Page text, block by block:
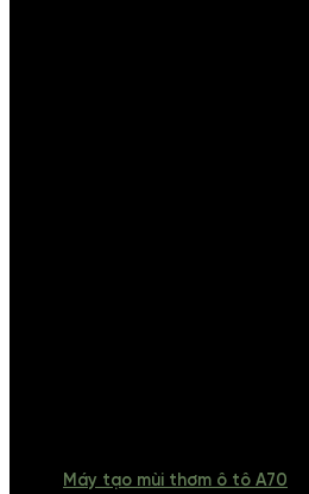
Máy tạo mùi thơm ô tô A70